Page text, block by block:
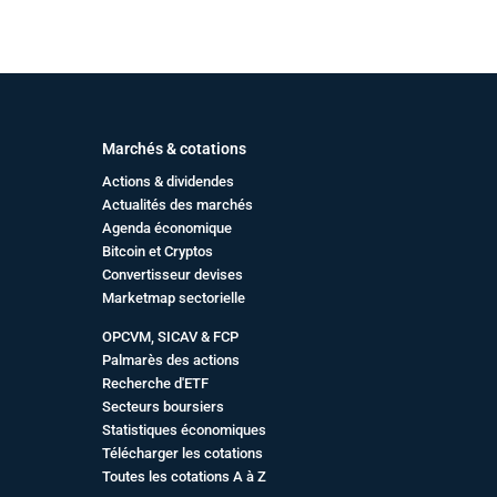
Marchés & cotations
Actions & dividendes
Actualités des marchés
Agenda économique
Bitcoin et Cryptos
Convertisseur devises
Marketmap sectorielle
OPCVM, SICAV & FCP
Palmarès des actions
Recherche d'ETF
Secteurs boursiers
Statistiques économiques
Télécharger les cotations
Toutes les cotations A à Z